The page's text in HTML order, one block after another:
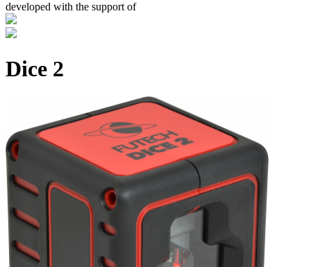
developed with the support of
Dice 2